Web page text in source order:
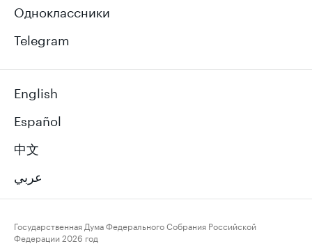
Одноклассники
Telegram
English
Español
中文
عربي
Государственная Дума Федерального Собрания Российской
Федерации2026 год